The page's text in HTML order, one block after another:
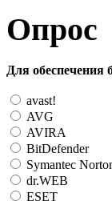
Опрос
Для обеспечения
avast!
AVG
AVIRA
BitDefender
Symantec
dr.WEB
ESET